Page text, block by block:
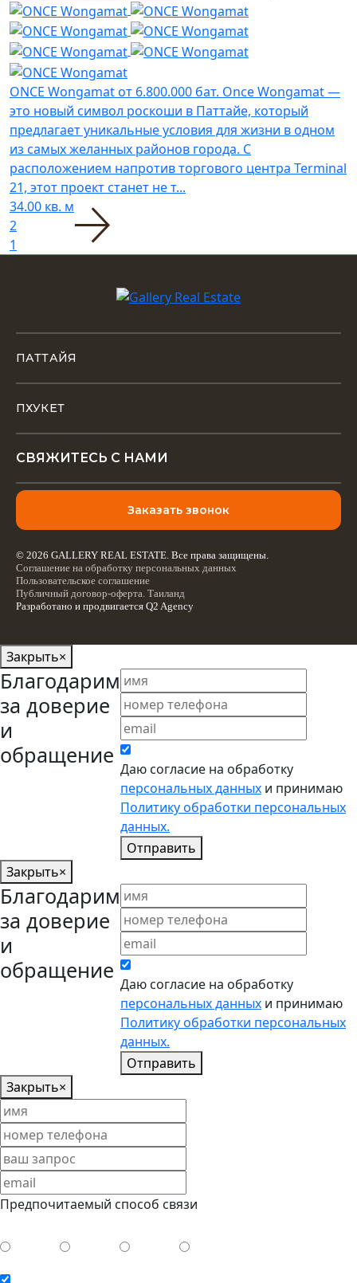
ONCE Wongamatот 6.800.000 бат. Once Wongamat —
это новый символ роскоши в Паттайе, который
предлагает уникальные условия для жизни в одном
из самых желанных районов города. С
расположением напротив торгового центра Terminal
21, этот проект станет не т...
34.00 кв. м
2
1
ПАТТАЙЯ
ПХУКЕТ
СВЯЖИТЕСЬ С НАМИ
Заказать звонок
© 2026 GALLERY REAL ESTATE. Все права защищены.
Соглашение на обработку персональных данных
Пользовательское соглашение
Публичный договор-оферта. Таиланд
Разработано и продвигается Q2 Agency
Закрыть×
Благодарим
за доверие
и
обращение
Даю согласие на обработку
персональных данных и принимаю
Политику обработки персональных
данных.
Отправить
Закрыть×
Благодарим
за доверие
и
обращение
Даю согласие на обработку
персональных данных и принимаю
Политику обработки персональных
данных.
Отправить
Закрыть×
Предпочитаемый способ связи